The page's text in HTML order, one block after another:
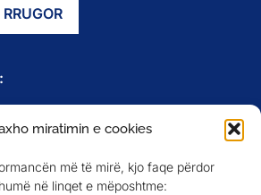
miratimin e cookies
më të mirë, kjo faqe përdor
në linqet e mëposhtme: